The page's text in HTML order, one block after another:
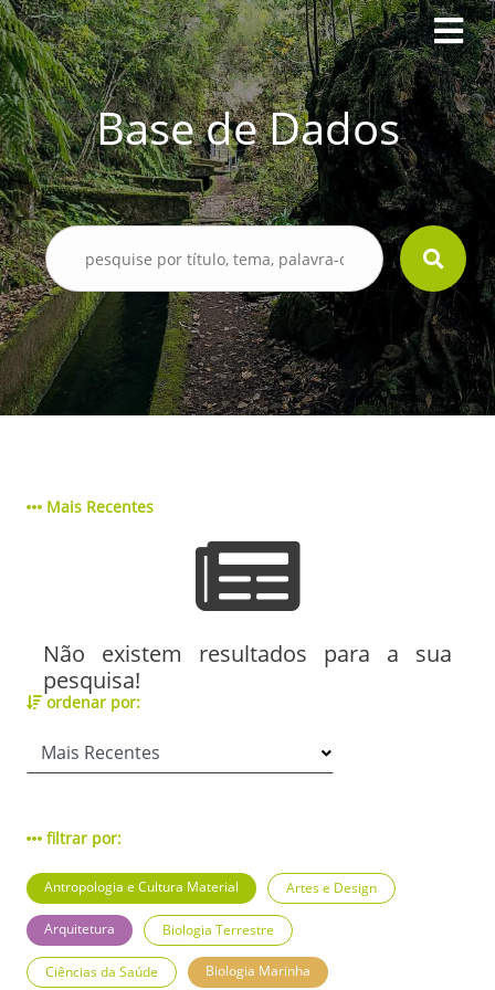
Base de Dados
Mais Recentes
Não existem resultados para a sua
pesquisa!
ordenar por:
filtrar por:
Antropologia e Cultura Material Artes e Design
Arquitetura Biologia Terrestre
Ciências da Saúde Biologia Marinha